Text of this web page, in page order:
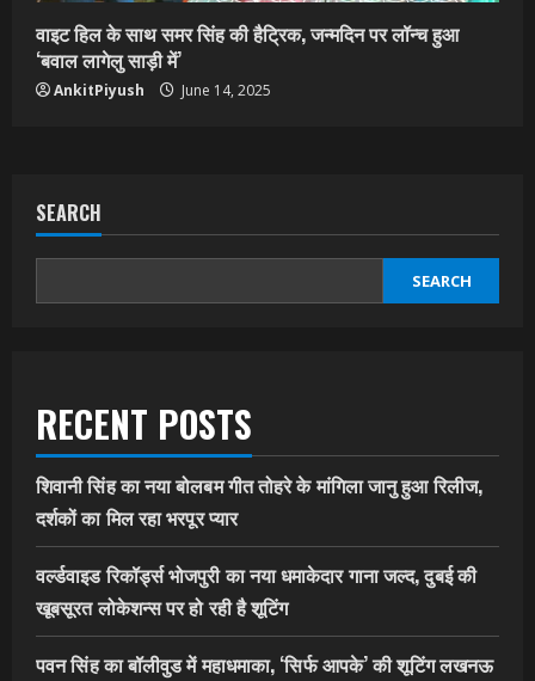
वाइट हिल के साथ समर सिंह की हैट्रिक, जन्मदिन पर लॉन्च हुआ
‘बवाल लागेलु साड़ी में’
AnkitPiyush June 14, 2025
SEARCH
SEARCH
RECENT POSTS
शिवानी सिंह का नया बोलबम गीत तोहरे के मांगिला जानु हुआ रिलीज,
दर्शकों का मिल रहा भरपूर प्यार
वर्ल्डवाइड रिकॉर्ड्स भोजपुरी का नया धमाकेदार गाना जल्द, दुबई की
खूबसूरत लोकेशन्स पर हो रही है शूटिंग
पवन सिंह का बॉलीवुड में महाधमाका, ‘सिर्फ आपके’ की शूटिंग लखनऊ